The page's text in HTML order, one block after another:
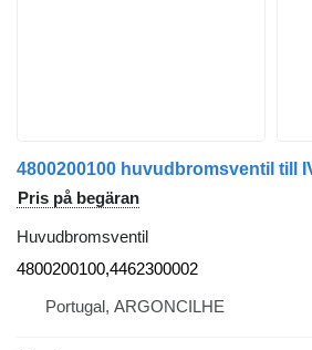
Pris på begäran
Huvudbromsventil
4800200100,4462300002
Portugal, ARGONCILHE